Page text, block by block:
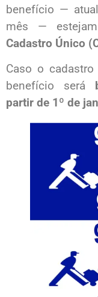
benefício —
mês —
Cadastro Único
Caso o
benefício será
partir de 1º de